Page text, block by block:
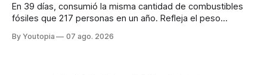
En 39 días, consumió la misma cantidad de combustibles
fósiles que 217 personas en un año. Refleja el peso
By Youtopia 07 ago. 2026